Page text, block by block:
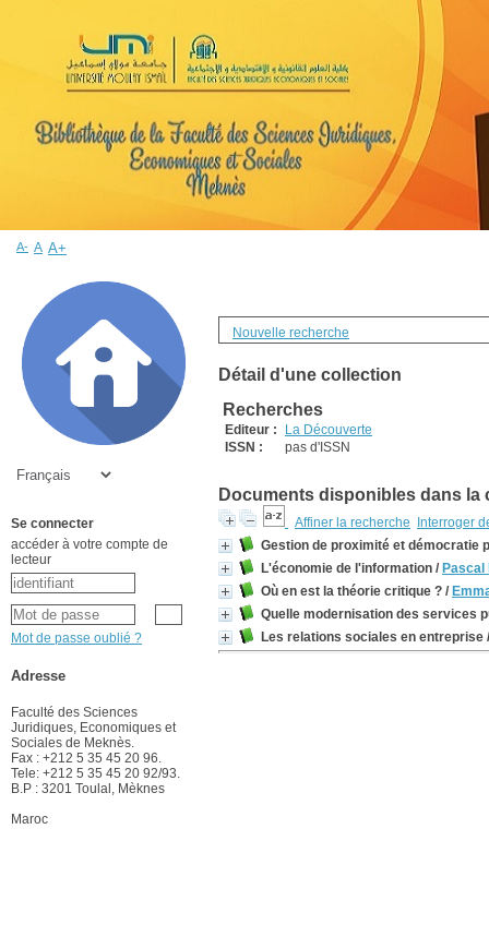
Nouvelle recherche
Détail d'une collection
Recherches
Editeur :
La Découverte
ISSN :
pas d'ISSN
Documents disponibles dans la
Affiner la recherche
Interroger
Gestion de proximité et démocratie
L'économie de l'information / Pascal
Où en est la théorie critique ? /
Quelle modernisation des services
Les relations sociales en entreprise
A- A A+
Se connecter
accéder à votre compte de
lecteur
Mot de passe oublié ?
Adresse
Faculté des Sciences
Juridiques, Economiques et
Sociales de Meknès.
Fax : +212 5 35 45 20 96.
Tele: +212 5 35 45 20 92/93.
B.P : 3201 Toulal, Mèknes
Maroc